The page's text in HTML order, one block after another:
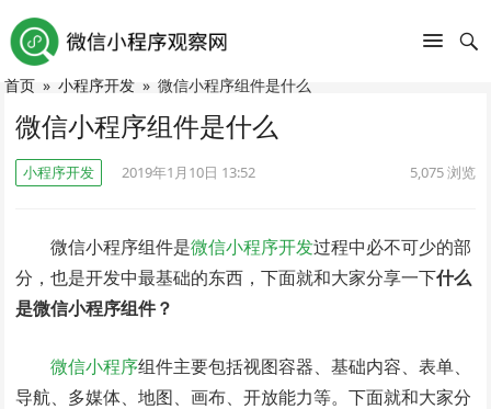
首页 » 小程序开发 » 微信小程序组件是什么
微信小程序组件是什么
小程序开发 2019年1月10日 13:52 5,075浏览
微信小程序组件是微信小程序开发过程中必不可少的部
分，也是开发中最基础的东西，下面就和大家分享一下什么
是微信小程序组件？
微信小程序组件主要包括视图容器、基础内容、表单、
导航、多媒体、地图、画布、开放能力等。下面就和大家分